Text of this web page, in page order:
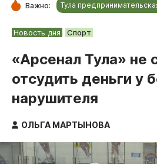
РУБРИКИ
Общество
Происшествия
Спорт
Тульский бренд
Тула
ДоброЦентр
Важно: Тула
Новость дня Спорт
«Арсенал Тула» не
отсудить деньги у
нарушителя
ОЛЬГА МАРТЫНОВА